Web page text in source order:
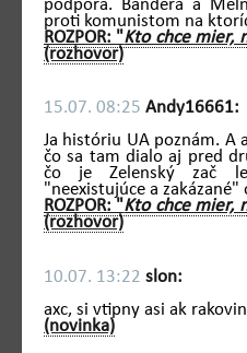
podpora. Bandera a
proti komunistom na
ROZPOR: "Kto chce mier,
(rozhovor)
15.07. 08:25 Andy16661:
Ja históriu UA poznám. A
čo sa tam dialo aj pred
čo je Zelenský zač
"neexistujúce a zakázané"
ROZPOR: "Kto chce mier,
(rozhovor)
10.07. 13:22 slon:
axc, si vtipny asi ak
(novinka)